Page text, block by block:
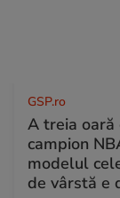
GSP.ro
A treia oară
campion
modelul
de vârstă e